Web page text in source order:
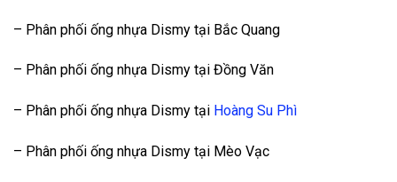
– Phân phối ống nhựa Dismy tại Bắc Quang
– Phân phối ống nhựa Dismy tại Đồng Văn
– Phân phối ống nhựa Dismy tại Hoàng Su Phì
– Phân phối ống nhựa Dismy tại Mèo Vạc